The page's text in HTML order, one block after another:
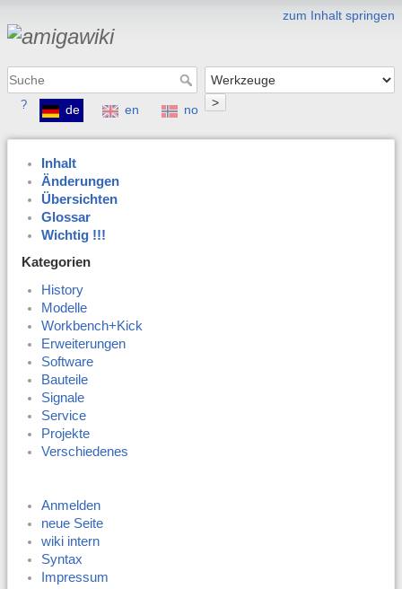
zum Inhalt springen
>
? de en no
Inhalt
Änderungen
Übersichten
Glossar
Wichtig !!!
Kategorien
History
Modelle
Workbench+Kick
Erweiterungen
Software
Bauteile
Signale
Service
Projekte
Verschiedenes
Anmelden
neue Seite
wiki intern
Syntax
Impressum